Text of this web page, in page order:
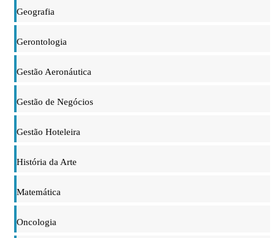
Geografia
Gerontologia
Gestão Aeronáutica
Gestão de Negócios
Gestão Hoteleira
História da Arte
Matemática
Oncologia